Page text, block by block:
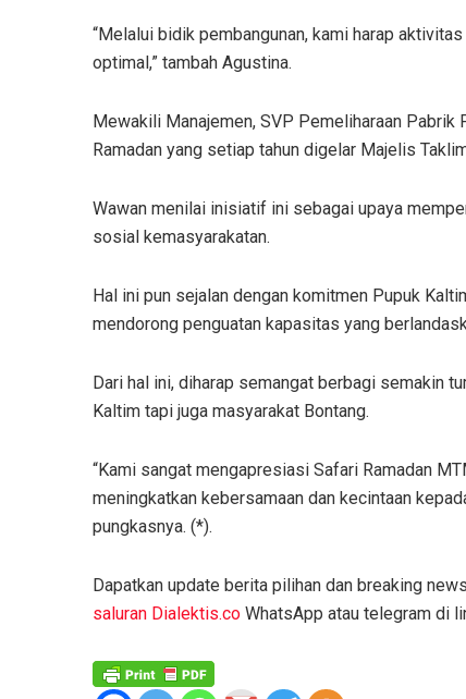
“Melalui bidik pembangunan, kami harap
optimal,” tambah Agustina.
Mewakili Manajemen, SVP Pemeliharaan
Ramadan yang setiap tahun digelar Majelis
Wawan menilai inisiatif ini sebagai upaya
sosial kemasyarakatan.
Hal ini pun sejalan dengan komitmen Pupuk
mendorong penguatan kapasitas yang
Dari hal ini, diharap semangat berbagi semakin
Kaltim tapi juga masyarakat Bontang.
“Kami sangat mengapresiasi Safari Ramadan
meningkatkan kebersamaan dan kecintaan
pungkasnya. (*).
Dapatkan update berita pilihan dan breaking
saluran Dialektis.co WhatsApp atau telegram di